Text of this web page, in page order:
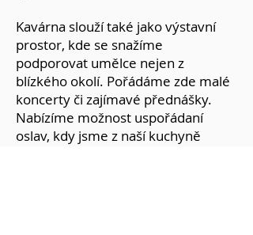
Kavárna slouží také jako výstavní
prostor, kde se snažíme
podporovat umělce nejen z
blízkého okolí. Pořádáme zde malé
koncerty či zajímavé přednášky.
Nabízíme možnost uspořádaní
oslav, kdy jsme z naší kuchyně